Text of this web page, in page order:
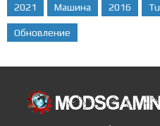
2021 Машина 2016
Обновление